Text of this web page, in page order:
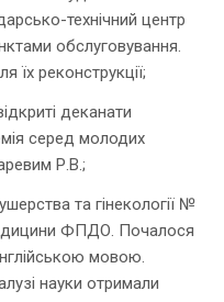
технічний центр
обслуговування.
їх реконструкції;
деканати
серед молодих
Р.В.;
та гінекології №
ФПДО. Почалося
мовою.
науки отримали